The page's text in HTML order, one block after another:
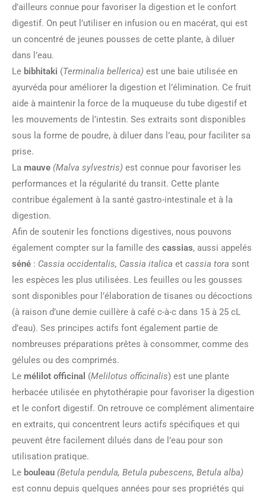
d’ailleurs connue pour favoriser la digestion et le confort
digestif. On peut l’utiliser en infusion ou en macérat, qui est
un concentré de jeunes pousses de cette plante, à diluer
dans l’eau.
Le bibhitaki (Terminalia bellerica) est une baie utilisée en
ayurvéda pour améliorer la digestion et l’élimination. Ce fruit ​​
aide à maintenir la force de la muqueuse du tube digestif et
les mouvements de l’intestin. Ses extraits sont disponibles
sous la forme de poudre, à diluer dans l’eau, pour faciliter sa
prise.
La mauve (Malva sylvestris) est connue pour favoriser les
performances et la régularité du transit. Cette plante
contribue également à la santé gastro-intestinale et à la
digestion.
Afin de soutenir les fonctions digestives, nous pouvons
également compter sur la famille des cassias, aussi appelés
séné : Cassia occidentalis, Cassia italica et cassia tora sont
les espèces les plus utilisées. Les feuilles ou les gousses
sont disponibles pour l’élaboration de tisanes ou décoctions
(à raison d’une demie cuillère à café c-à-c dans 15 à 25 cL
d’eau). Ses principes actifs font également partie de
nombreuses préparations prêtes à consommer, comme des
gélules ou des comprimés.
Le mélilot officinal (Melilotus officinalis) est une plante
herbacée utilisée en phytothérapie pour favoriser la digestion
et le confort digestif. On retrouve ce complément alimentaire
en extraits, qui concentrent leurs actifs spécifiques et qui
peuvent être facilement dilués dans de l’eau pour son
utilisation pratique.
Le bouleau (Betula pendula, Betula pubescens, Betula alba)
est connu depuis quelques années pour ses propriétés qui